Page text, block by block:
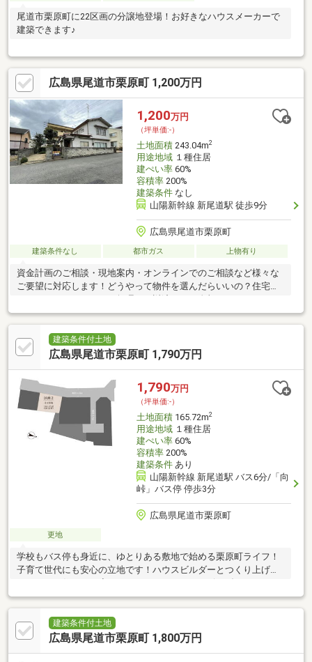
尾道市栗原町に22区画の分譲地登場！お好きなハウスメーカーで
建築できます♪
広島県尾道市栗原町 1,200万円
1,200万円
（坪単価:-）
土地面積243.04m2
用途地域１種住居
建ぺい率60%
容積率200%
建築条件なし
山陽新幹線 新尾道駅 徒歩9分
広島県尾道市栗原町
建築条件なし 都市ガス 上物有り
資金計画のご相談・現地案内・オンラインでのご相談など様々な
ご要望に対応します！どうやって物件を選んだらいいの？住宅ロ
い？お家の購入は人生で一番高額な買い物と言われています。買
う際の不安や悩みを解決し、納得のいく家選びができるよう、
「お客様目線」と「感謝の気持ち」を忘れずにお手伝いさせてい
ただきます。資金計画から購入までお手伝いします！
建築条件付土地
広島県尾道市栗原町 1,790万円
1,790万円
（坪単価:-）
土地面積165.72m2
用途地域１種住居
建ぺい率60%
容積率200%
建築条件あり
山陽新幹線 新尾道駅 バス6分/「向
峠」バス停 停歩3分
広島県尾道市栗原町
更地
学校もバス停も身近に、ゆとりある敷地で始める栗原町ライフ！
子育て世代にも安心の立地です！ハウスビルダーとつくり上げる
（ZEH28B-00602-CTR）です。 ◇お客様の希望イメージをじ
っくりとヒアリングしてカタチにする「設計士のデザイン力・提
案力」を生かしたプラン作り！◇安心できる 耐震性・耐久性・断
熱性に優れた住宅仕様！ 事前予約で現地
建築条件付土地
広島県尾道市栗原町 1,800万円